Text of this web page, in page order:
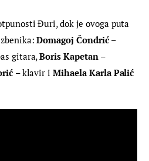
Đuri, dok je ovoga puta
Domagoj Čondrić –
gitara, Boris Kapetan –
– klavir i Mihaela Karla Palić